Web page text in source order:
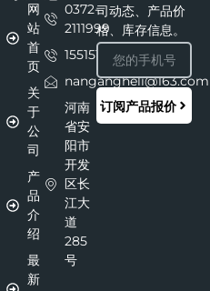
网
站
首
页
关
于
公
司
产
品
介
绍
最
新
0372-
2111999
15515111215
nangangheli@163.com
河南
省安
阳市
开发
区长
江大
道
285
号
司动态、产品价
格、库存信息。
订阅产品报价